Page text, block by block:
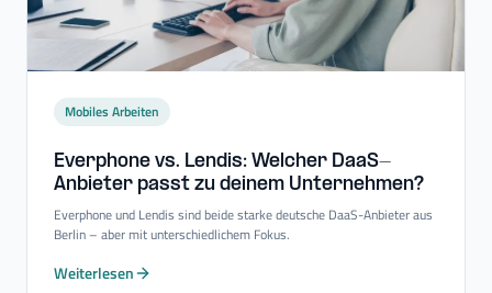
Mobiles Arbeiten
Everphone vs. Lendis: Welcher DaaS-​
Anbieter passt zu deinem Unternehmen?
Everphone und Lendis sind beide starke deutsche DaaS-Anbieter aus
Berlin – aber mit unterschiedlichem Fokus.
Weiterlesen